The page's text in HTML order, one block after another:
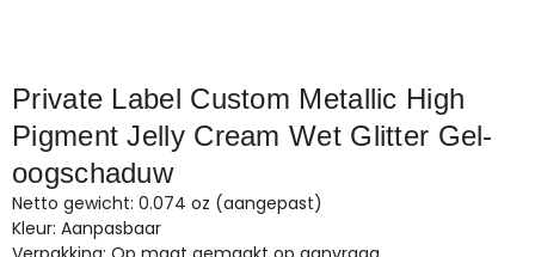
Private Label Custom Metallic High
Pigment Jelly Cream Wet Glitter Gel-
oogschaduw
Netto gewicht: 0.074 oz (aangepast)
Kleur: Aanpasbaar